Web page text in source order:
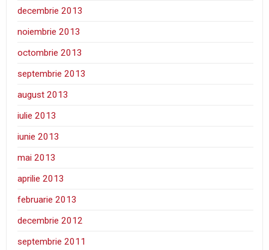
decembrie 2013
noiembrie 2013
octombrie 2013
septembrie 2013
august 2013
iulie 2013
iunie 2013
mai 2013
aprilie 2013
februarie 2013
decembrie 2012
septembrie 2011